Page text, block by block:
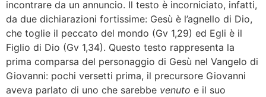
incontrare da un annuncio. Il testo è incorniciato, infatti,
da due dichiarazioni fortissime: Gesù è l’agnello di Dio,
che toglie il peccato del mondo (Gv 1,29) ed Egli è il
Figlio di Dio (Gv 1,34). Questo testo rappresenta la
prima comparsa del personaggio di Gesù nel Vangelo di
Giovanni: pochi versetti prima, il precursore Giovanni
aveva parlato di uno che sarebbe venuto e il suo